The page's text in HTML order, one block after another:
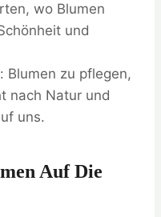
wo Blumen
und
Blumen zu pflegen,
nach Natur und
uns.
Auf Die